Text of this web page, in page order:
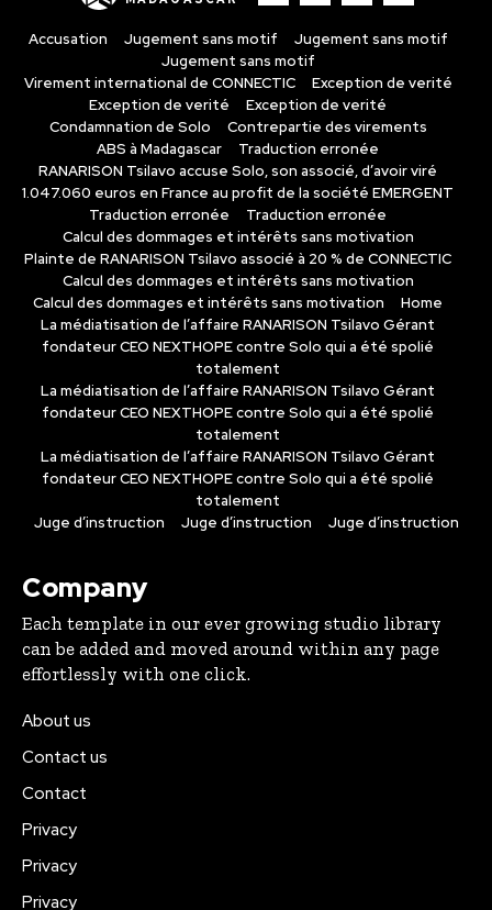
Accusation Jugement sans motif
Jugement sans motif
Jugement sans motif
Virement international de CONNECTIC
Exception de verité
Exception de verité
Exception de verité
Condamnation de Solo
Contrepartie des virements
ABS à Madagascar
Traduction erronée
RANARISON Tsilavo accuse Solo, son associé, d’avoir viré
1.047.060 euros en France au profit de la société EMERGENT
Traduction erronée
Traduction erronée
Calcul des dommages et intérêts sans motivation
Plainte de RANARISON Tsilavo associé à 20 % de CONNECTIC
Calcul des dommages et intérêts sans motivation
Calcul des dommages et intérêts sans motivation
Home
La médiatisation de l’affaire RANARISON Tsilavo Gérant
fondateur CEO NEXTHOPE contre Solo qui a été spolié
totalement
La médiatisation de l’affaire RANARISON Tsilavo Gérant
fondateur CEO NEXTHOPE contre Solo qui a été spolié
totalement
La médiatisation de l’affaire RANARISON Tsilavo Gérant
fondateur CEO NEXTHOPE contre Solo qui a été spolié
totalement
Juge d’instruction
Juge d’instruction Juge d’instruction
Company
Each template in our ever growing studio library
can be added and moved around within any page
effortlessly with one click.
About us
Contact us
Contact
Privacy
Privacy
Privacy